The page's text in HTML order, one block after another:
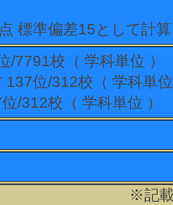
標準偏差15として計算
/7791校（ 学科単位 ）
位/312校（ 学科単位
/312校（ 学科単位 ）
※記載